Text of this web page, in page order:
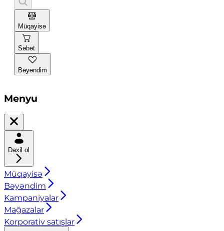
Müqayisə
Səbət
Bəyəndim
Menyu
Daxil ol
Müqayisə
Bəyəndim
Kampaniyalar
Mağazalar
Korporativ satışlar